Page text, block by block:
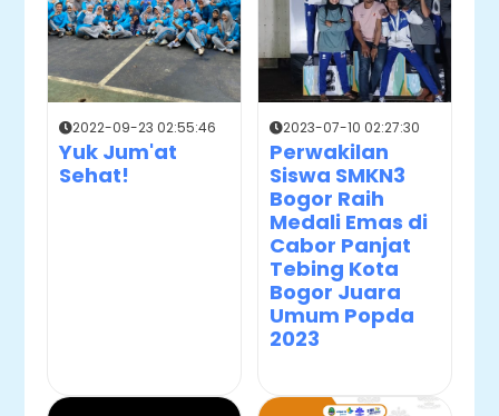
2022-09-23 02:55:46
Yuk Jum'at
Sehat!
2023-07-10 02:27:30
Perwakilan
Siswa SMKN3
Bogor Raih
Medali Emas di
Cabor Panjat
Tebing Kota
Bogor Juara
Umum Popda
2023